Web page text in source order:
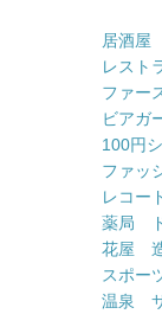
居酒屋
レスト
ファー
ビアガ
100円
ファッ
レコー
薬局
花屋
スポー
温泉